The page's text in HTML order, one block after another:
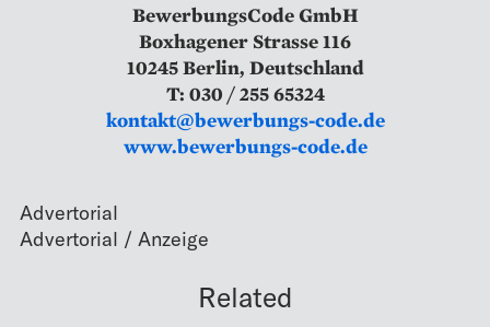
BewerbungsCode GmbH
Boxhagener Strasse 116
10245 Berlin, Deutschland
T: 030 / 255 65324
kontakt@bewerbungs-code.de
www.bewerbungs-code.de
Advertorial
Related